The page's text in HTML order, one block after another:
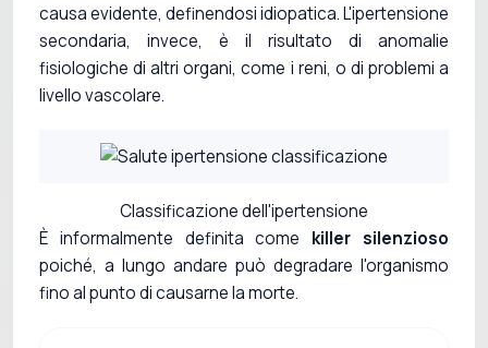
causa evidente, definendosi idiopatica. L'ipertensione
secondaria, invece, è il risultato di anomalie
fisiologiche di altri organi, come i reni, o di problemi a
livello vascolare.
Classificazione dell'ipertensione
È informalmente definita come killer silenzioso
poiché, a lungo andare può degradare l'organismo
fino al punto di causarne la morte.